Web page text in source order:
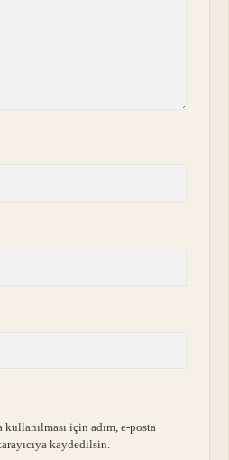
için adım, e-posta
kaydedilsin.